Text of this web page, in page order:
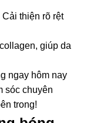
Cải thiện rõ rệt
giúp da
ngay hôm nay
sóc chuyên
trong!